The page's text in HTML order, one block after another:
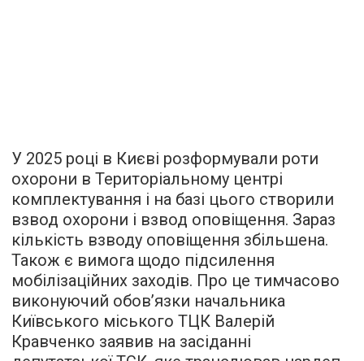
У 2025 році в Києві розформували роти
охорони в Територіальному центрі
комплектування і на базі цього створили
взвод охорони і взвод оповіщення. Зараз
кількість взводу оповіщення збільшена.
Також є вимога щодо підсилення
мобілізаційних заходів. Про це тимчасово
виконуючий обов’язки начальника
Київського міського ТЦК Валерій
Кравченко заявив на засіданні